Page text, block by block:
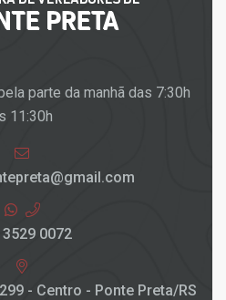
parte da manhã das 7:30h
11:30h
0072
- Centro - Ponte Preta/RS